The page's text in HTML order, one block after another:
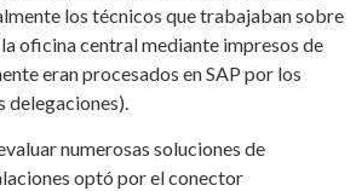
los técnicos que trabajaban sobre
oficina central mediante impresos de
eran procesados en SAP por los
delegaciones).
numerosas soluciones de
optó por el conector